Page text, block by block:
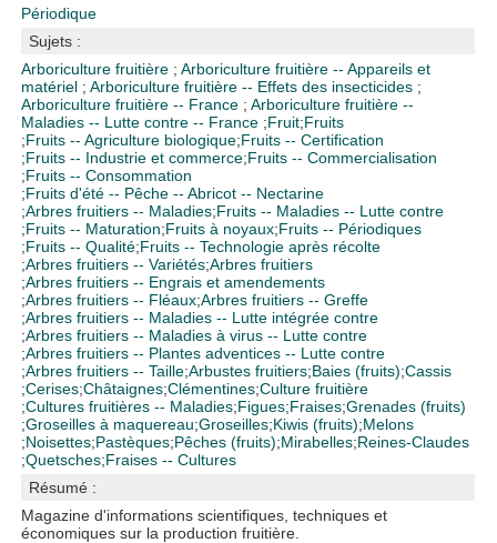
Périodique
Sujets :
Arboriculture fruitière ;Arboriculture fruitière -- Appareils et
matériel ;Arboriculture fruitière -- Effets des insecticides ;
Arboriculture fruitière -- France ;Arboriculture fruitière --
Maladies -- Lutte contre -- France ;Fruit;Fruits
;Fruits -- Agriculture biologique;Fruits -- Certification
;Fruits -- Industrie et commerce;Fruits -- Commercialisation
;Fruits -- Consommation
;Fruits d'été -- Pêche -- Abricot -- Nectarine
;Arbres fruitiers -- Maladies;Fruits -- Maladies -- Lutte contre
;Fruits -- Maturation;Fruits à noyaux;Fruits -- Périodiques
;Fruits -- Qualité;Fruits -- Technologie après récolte
;Arbres fruitiers -- Variétés;Arbres fruitiers
;Arbres fruitiers -- Engrais et amendements
;Arbres fruitiers -- Fléaux;Arbres fruitiers -- Greffe
;Arbres fruitiers -- Maladies -- Lutte intégrée contre
;Arbres fruitiers -- Maladies à virus -- Lutte contre
;Arbres fruitiers -- Plantes adventices -- Lutte contre
;Arbres fruitiers -- Taille;Arbustes fruitiers;Baies (fruits);Cassis
;Cerises;Châtaignes;Clémentines;Culture fruitière
;Cultures fruitières -- Maladies;Figues;Fraises;Grenades (fruits)
;Groseilles à maquereau;Groseilles;Kiwis (fruits);Melons
;Noisettes;Pastèques;Pêches (fruits);Mirabelles;Reines-Claudes
;Quetsches;Fraises -- Cultures
Résumé :
Magazine d'informations scientifiques, techniques et
économiques sur la production fruitière.